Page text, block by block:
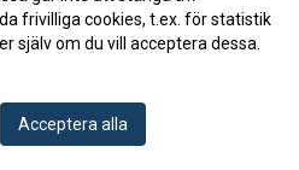
Jerusalem 2023-08-10 09:11
2023-08-09 14:49
längdfinal
frivilliga cookies, t.ex. för statistik
själv om du vill acceptera dessa.
Acceptera alla